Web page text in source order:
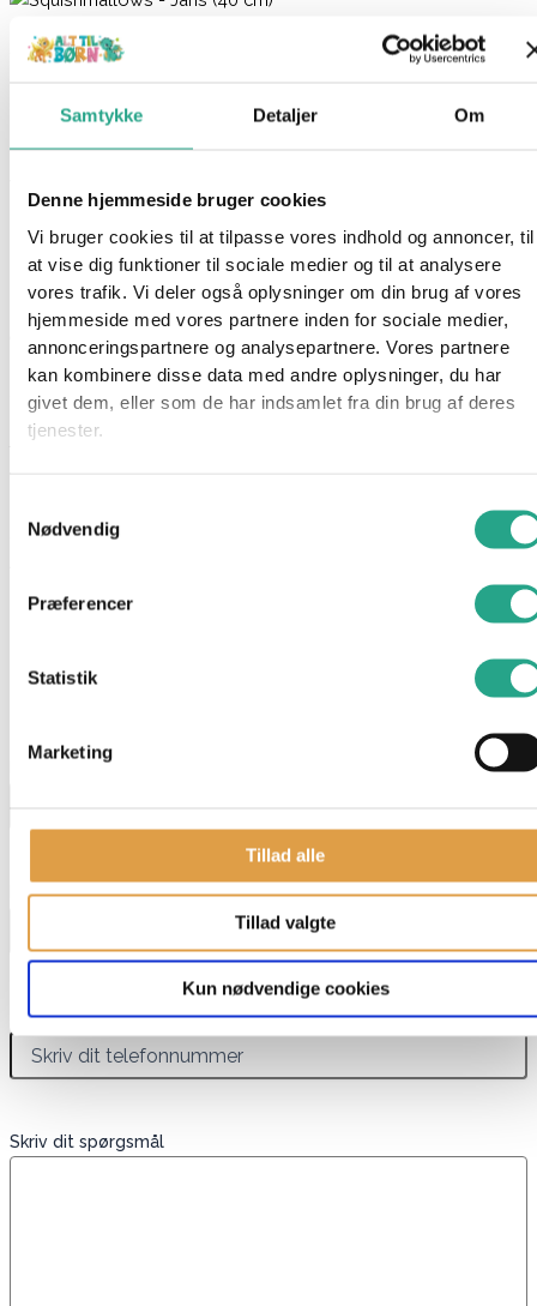
Samtykke Detaljer Om
Denne hjemmeside bruger cookies
Vi bruger cookies til at tilpasse vores indhold og annoncer, til
at vise dig funktioner til sociale medier og til at analysere
vores trafik. Vi deler også oplysninger om din brug af vores
hjemmeside med vores partnere inden for sociale medier,
annonceringspartnere og analysepartnere. Vores partnere
kan kombinere disse data med andre oplysninger, du har
givet dem, eller som de har indsamlet fra din brug af deres
tjenester.
Nødvendig
Præferencer
Statistik
Marketing
Tillad alle
Tillad valgte
Kun nødvendige cookies
Squishmallows – Jans (40 cm)
Beskrivelse
Spørg om produktet
Det her er Jans. Jans er en lyserød og punk frugt-punch, der
elsker at ramme og putte.
Squishmallows er en skøn serie af bløde plysdyr, elsket for
deres utroligt bløde og “squishy” tekstur. Disse plyslegetøj fås i
Specifikationer
Har du spørgsmål til denne vare?
E-mail*
Telefon
Skriv dit spørgsmål